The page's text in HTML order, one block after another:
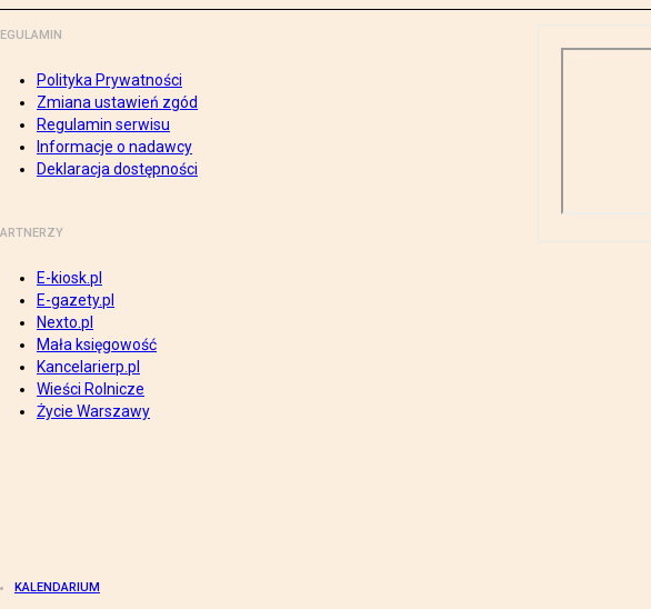
Polityka Prywatności
Zmiana ustawień zgód
Regulamin serwisu
Informacje o nadawcy
Deklaracja dostępności
E-kiosk.pl
E-gazety.pl
Nexto.pl
Mała księgowość
Kancelarierp.pl
Wieści Rolnicze
Życie Warszawy
KALENDARIUM